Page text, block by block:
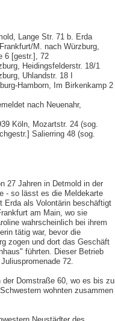
Lange Str. 71 b. Erda
M. nach Würzburg,
6 [gestr.], 72
Heidingsfelderstr. 18/1
Uhlandstr. 18 I
Hamborn, Im Birkenkamp 2
nach Neuenahr,
Köln, Mozartstr. 24 (sog.
Salierring 48 (sog.
27 Jahren in Detmold in der
- so lässt es die Meldekarte
Erda als Volontärin beschäftigt
am Main, wo sie
wahrscheinlich bei ihrem
tätig war, bevor die
zogen und dort das Geschäft
führten. Dieser Betrieb
72.
Domstraße 60, wo es bis
wohnten zusammen